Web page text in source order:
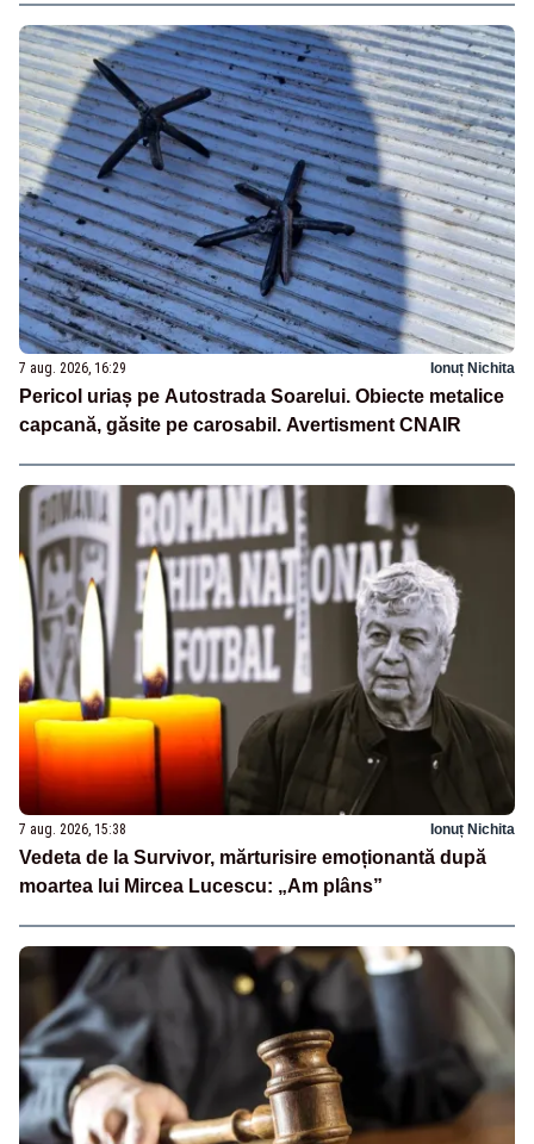
7 aug. 2026, 16:29 Ionuț Nichita
Pericol uriaș pe Autostrada Soarelui. Obiecte metalice
capcană, găsite pe carosabil. Avertisment CNAIR
7 aug. 2026, 15:38 Ionuț Nichita
Vedeta de la Survivor, mărturisire emoționantă după
moartea lui Mircea Lucescu: „Am plâns”